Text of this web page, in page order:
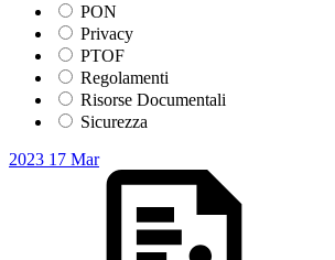
PON
Privacy
PTOF
Regolamenti
Risorse Documentali
Sicurezza
2023 17 Mar